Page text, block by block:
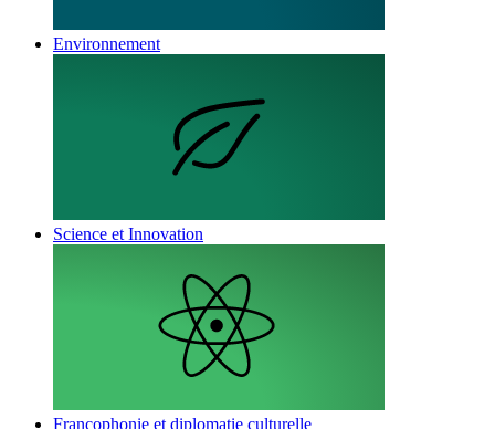
Environnement
Science et Innovation
Francophonie et diplomatie culturelle